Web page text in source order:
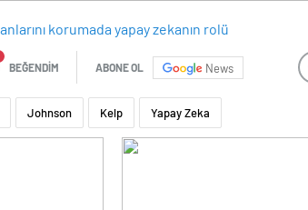
BEĞENDİM ABONE OL News
Johnson Kelp Yapay Zeka